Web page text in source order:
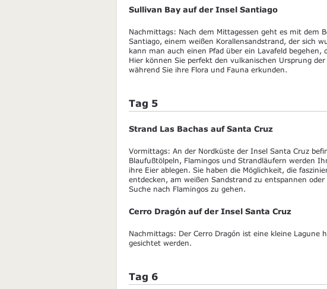
Sullivan Bay auf der Insel Santiago
Nachmittags: Nach dem Mittagessen geht es mit dem
Santiago, einem weißen Korallensandstrand, der sich
kann man auch einen Pfad über ein Lavafeld
Hier können Sie perfekt den vulkanischen Ursprung
während Sie ihre Flora und Fauna erkunden.
Tag 5
Strand Las Bachas auf Santa Cruz
Vormittags: An der Nordküste der Insel Santa Cruz
Blaufußtölpeln, Flamingos und Strandläufern werden
ihre Eier ablegen. Sie haben die Möglichkeit, die
entdecken, am weißen Sandstrand zu entspannen
Suche nach Flamingos zu gehen.
Cerro Dragón auf der Insel Santa Cruz
Nachmittags: Der Cerro Dragón ist eine kleine Lagune
gesichtet werden.
Tag 6